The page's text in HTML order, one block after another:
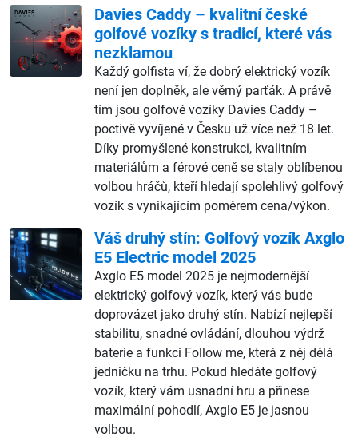
Davies Caddy – kvalitní české
golfové vozíky s tradicí, které vás
nezklamou
Každý golfista ví, že dobrý elektrický vozík
není jen doplněk, ale věrný parťák. A právě
tím jsou golfové vozíky Davies Caddy –
poctivě vyvíjené v Česku už více než 18 let.
Díky promyšlené konstrukci, kvalitním
materiálům a férové ceně se staly oblíbenou
volbou hráčů, kteří hledají spolehlivý golfový
vozík s vynikajícím poměrem cena/výkon.
Váš druhý stín: Golfový vozík Axglo
E5 Electric model 2025
Axglo E5 model 2025 je nejmodernější
elektrický golfový vozík, který vás bude
doprovázet jako druhý stín. Nabízí nejlepší
stabilitu, snadné ovládání, dlouhou výdrž
baterie a funkci Follow me, která z něj dělá
jedničku na trhu. Pokud hledáte golfový
vozík, který vám usnadní hru a přinese
maximální pohodlí, Axglo E5 je jasnou
volbou.